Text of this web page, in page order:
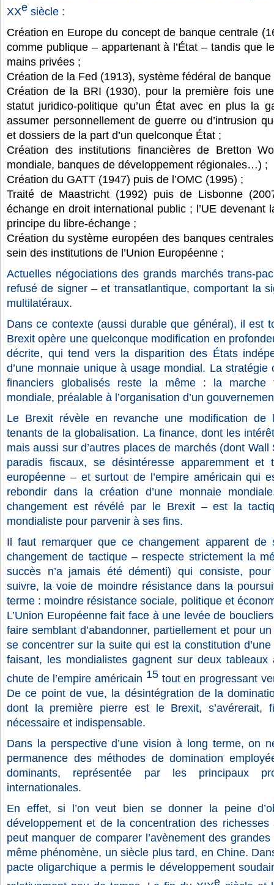
XXe siècle :
Création en Europe du concept de banque centrale
comme publique – appartenant à l’État – tandis que
mains privées ;
Création de la Fed (1913), système fédéral de
Création de la BRI (1930), pour la première fois
statut juridico-politique qu’un État avec en plus la
assumer personnellement de guerre ou d’intrusion
et dossiers de la part d’un quelconque État ;
Création des institutions financières de Bretton
mondiale, banques de développement régionales…) ;
Création du GATT (1947) puis de l’OMC (1995) ;
Traité de Maastricht (1992) puis de Lisbonne
échange en droit international public ; l’UE devenant
principe du libre-échange ;
Création du système européen des banques
sein des institutions de l’Union Européenne ;
Actuelles négociations des grands marchés trans-
refusé de signer – et transatlantique, comportant la
multilatéraux.
Dans ce contexte (aussi durable que général), il est
Brexit opère une quelconque modification en
décrite, qui tend vers la disparition des États
d’une monnaie unique à usage mondial. La
financiers globalisés reste la même : la marche
mondiale, préalable à l’organisation d’un
Le Brexit révèle en revanche une modification de
tenants de la globalisation. La finance, dont les
mais aussi sur d’autres places de marchés (dont
paradis fiscaux, se désintéresse apparemment et
européenne – et surtout de l’empire américain qui
rebondir dans la création d’une monnaie
changement est révélé par le Brexit – est la
mondialiste pour parvenir à ses fins.
Il faut remarquer que ce changement apparent de
changement de tactique – respecte strictement la
succès n’a jamais été démenti) qui consiste, pour
suivre, la voie de moindre résistance dans la
terme : moindre résistance sociale, politique et
L’Union Européenne fait face à une levée de
faire semblant d’abandonner, partiellement et pour
se concentrer sur la suite qui est la constitution
faisant, les mondialistes gagnent sur deux
chute de l’empire américain 15tout en progressant
De ce point de vue, la désintégration de la
dont la première pierre est le Brexit, s’avérerait,
nécessaire et indispensable.
Dans la perspective d’une vision à long terme, on
permanence des méthodes de domination
dominants, représentée par les principaux
internationales.
En effet, si l’on veut bien se donner la peine
développement et de la concentration des
peut manquer de comparer l’avènement des
même phénomène, un siècle plus tard, en Chine.
pacte oligarchique a permis le développement
e